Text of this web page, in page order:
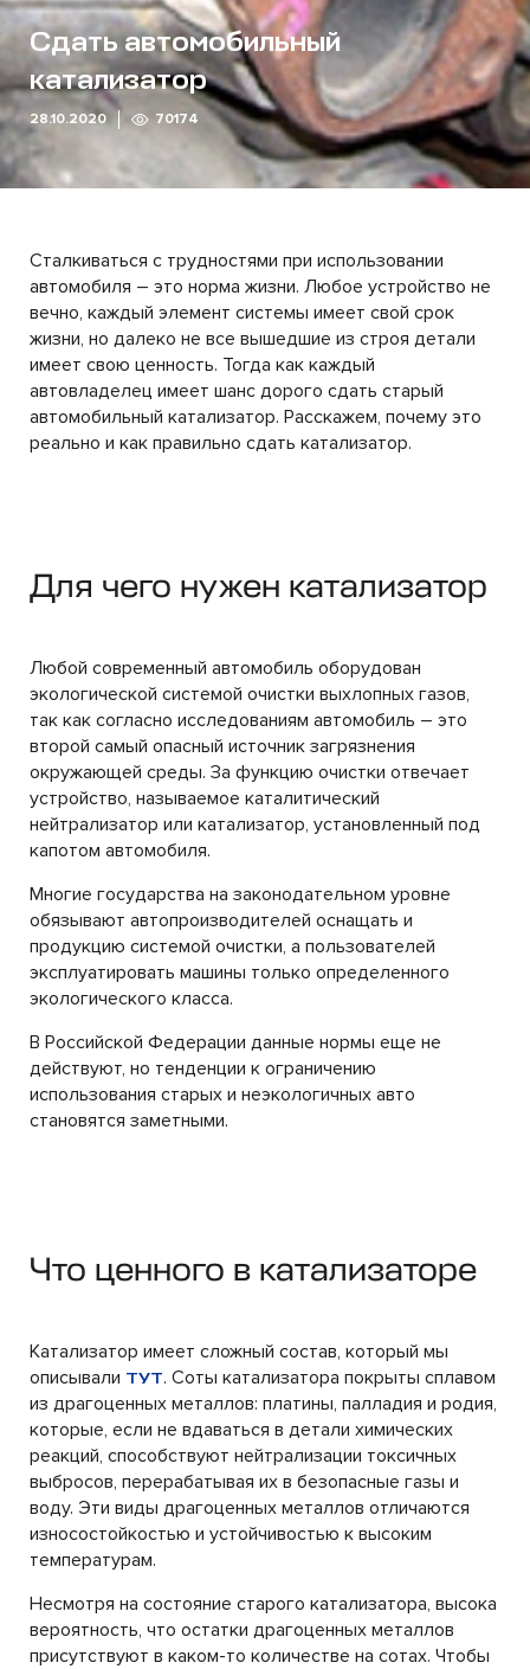
Сдать автомобильный
катализатор
28.10.2020 70174
Сталкиваться с трудностями при использовании
автомобиля – это норма жизни. Любое устройство не
вечно, каждый элемент системы имеет свой срок
жизни, но далеко не все вышедшие из строя детали
имеет свою ценность. Тогда как каждый
автовладелец имеет шанс дорого сдать старый
автомобильный катализатор. Расскажем, почему это
реально и как правильно сдать катализатор.
Для чего нужен катализатор
Любой современный автомобиль оборудован
экологической системой очистки выхлопных газов,
так как согласно исследованиям автомобиль – это
второй самый опасный источник загрязнения
окружающей среды. За функцию очистки отвечает
устройство, называемое каталитический
нейтрализатор или катализатор, установленный под
капотом автомобиля.
Многие государства на законодательном уровне
обязывают автопроизводителей оснащать и
продукцию системой очистки, а пользователей
эксплуатировать машины только определенного
экологического класса.
В Российской Федерации данные нормы еще не
действуют, но тенденции к ограничению
использования старых и неэкологичных авто
становятся заметными.
Что ценного в катализаторе
Катализатор имеет сложный состав, который мы
описывали ТУТ. Соты катализатора покрыты сплавом
из драгоценных металлов: платины, палладия и родия,
которые, если не вдаваться в детали химических
реакций, способствуют нейтрализации токсичных
выбросов, перерабатывая их в безопасные газы и
воду. Эти виды драгоценных металлов отличаются
износостойкостью и устойчивостью к высоким
температурам.
Несмотря на состояние старого катализатора, высока
вероятность, что остатки драгоценных металлов
присутствуют в каком-то количестве на сотах. Чтобы